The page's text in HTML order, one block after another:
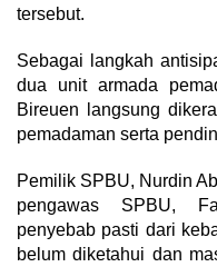
tersebut.
​Sebagai langkah
dua unit armada
Bireuen langsung
pemadaman serta
​Pemilik SPBU, Nurdin
pengawas SPBU,
penyebab pasti dari
belum diketahui dan